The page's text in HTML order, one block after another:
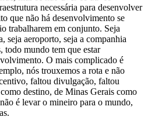
necessária para desenvolver
que não há desenvolvimento se
trabalharem em conjunto. Seja
seja aeroporto, seja a companhia
todo mundo tem que estar
O mais complicado é
nós trouxemos a rota e não
faltou divulgação, faltou
destino, de Minas Gerais como
é levar o mineiro para o mundo,